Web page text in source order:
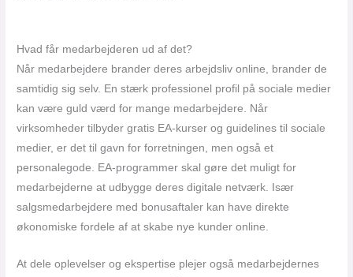
Hvad får medarbejderen ud af det?
Når medarbejdere brander deres arbejdsliv online, brander de
samtidig sig selv. En stærk professionel profil på sociale medier
kan være guld værd for mange medarbejdere. Når
virksomheder tilbyder gratis EA-kurser og guidelines til sociale
medier, er det til gavn for forretningen, men også et
personalegode. EA-programmer skal gøre det muligt for
medarbejderne at udbygge deres digitale netværk. Især
salgsmedarbejdere med bonusaftaler kan have direkte
økonomiske fordele af at skabe nye kunder online.
At dele oplevelser og ekspertise plejer også medarbejdernes